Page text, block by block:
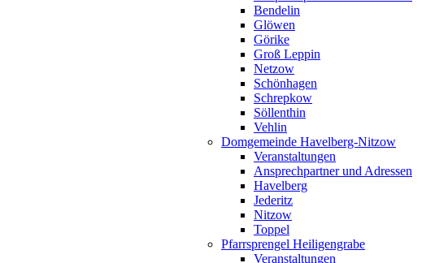
Bendelin
Glöwen
Görike
Groß Leppin
Netzow
Schönhagen
Schrepkow
Söllenthin
Vehlin
Domgemeinde Havelberg-Nitzow
Veranstaltungen
Ansprechpartner und Adressen
Havelberg
Jederitz
Nitzow
Toppel
Pfarrsprengel Heiligengrabe
Veranstaltungen